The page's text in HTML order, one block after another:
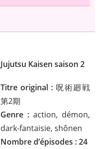
Jujutsu Kaisen saison 2
Titre original :呪術廻戦
第2期
Genre :action, démon,
dark-fantaisie, shônen
Nombre d’épisodes : 24